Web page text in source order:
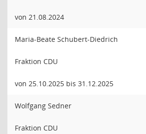
von 21.08.2024
Maria-Beate Schubert-Diedrich
Fraktion CDU
von 25.10.2025 bis 31.12.2025
Wolfgang Sedner
Fraktion CDU